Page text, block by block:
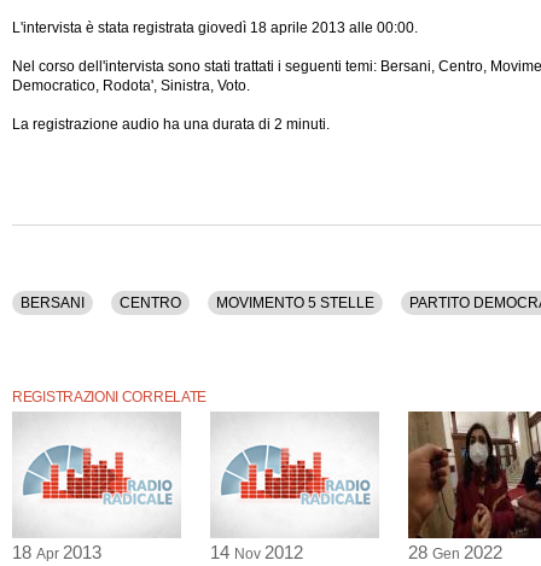
L'intervista è stata registrata giovedì 18 aprile 2013 alle 00:00.
Nel corso dell'intervista sono stati trattati i seguenti temi: Bersani, Centro,
Democratico, Rodota', Sinistra, Voto.
La registrazione audio ha una durata di 2 minuti.
BERSANI CENTRO MOVIMENTO 5 STELLE PARTITO
REGISTRAZIONI CORRELATE
18 Apr 2013 14 Nov 2012 28 Gen 2022